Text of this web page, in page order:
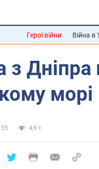
Герої війни Війна в
з Дніпра
морі
4,9 т.